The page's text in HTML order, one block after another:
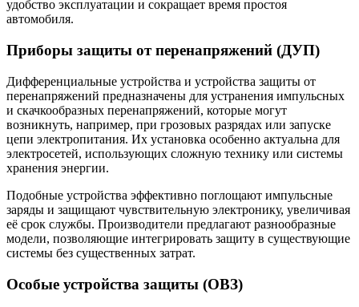
удобство эксплуатации и сокращает время простоя
автомобиля.
Приборы защиты от перенапряжений (ДУП)
Дифференциальные устройства и устройства защиты от
перенапряжений предназначены для устранения импульсных
и скачкообразных перенапряжений, которые могут
возникнуть, например, при грозовых разрядах или запуске
цепи электропитания. Их установка особенно актуальна для
электросетей, использующих сложную технику или системы
хранения энергии.
Подобные устройства эффективно поглощают импульсные
заряды и защищают чувствительную электронику, увеличивая
её срок службы. Производители предлагают разнообразные
модели, позволяющие интегрировать защиту в существующие
системы без существенных затрат.
Особые устройства защиты (ОВЗ)